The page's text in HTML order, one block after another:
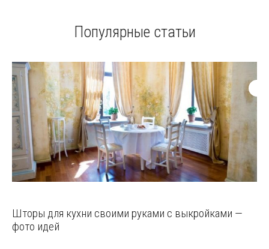
Популярные статьи
Шторы для кухни своими руками с выкройками —
фото идей